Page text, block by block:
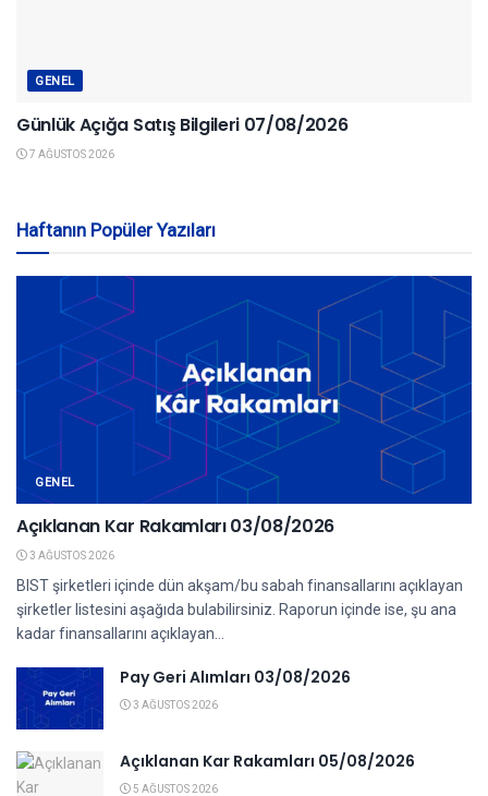
GENEL
Günlük Açığa Satış Bilgileri 07/08/2026
7 AĞUSTOS 2026
Haftanın Popüler Yazıları
GENEL
Açıklanan Kar Rakamları 03/08/2026
3 AĞUSTOS 2026
BIST şirketleri içinde dün akşam/bu sabah finansallarını açıklayan
şirketler listesini aşağıda bulabilirsiniz. Raporun içinde ise, şu ana
kadar finansallarını açıklayan...
Pay Geri Alımları 03/08/2026
3 AĞUSTOS 2026
Açıklanan Kar Rakamları 05/08/2026
5 AĞUSTOS 2026